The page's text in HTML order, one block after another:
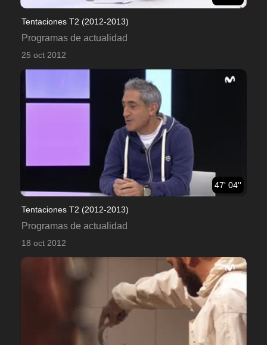
Tentaciones T2 (2012-2013)
Programas de actualidad
25 oct 2012
47' 04''
Tentaciones T2 (2012-2013)
Programas de actualidad
18 oct 2012